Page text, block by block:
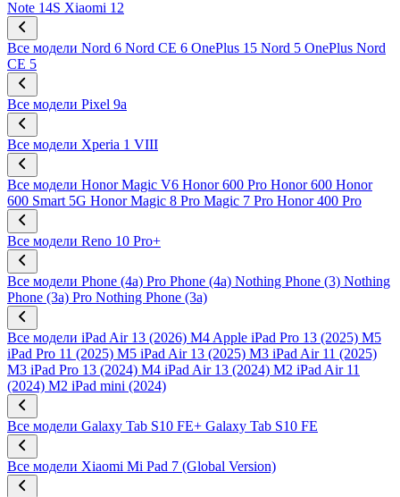
Note 14S Xiaomi 12
Все модели Nord 6 Nord CE 6 OnePlus 15 Nord 5 OnePlus Nord
CE 5
Все модели Pixel 9a
Все модели Xperia 1 VIII
Все модели Honor Magic V6 Honor 600 Pro Honor 600 Honor
600 Smart 5G Honor Magic 8 Pro Magic 7 Pro Honor 400 Pro
Все модели Reno 10 Pro+
Все модели Phone (4a) Pro Phone (4a) Nothing Phone (3) Nothing
Phone (3a) Pro Nothing Phone (3a)
Все модели iPad Air 13 (2026) M4 Apple iPad Pro 13 (2025) M5
iPad Pro 11 (2025) M5 iPad Air 13 (2025) M3 iPad Air 11 (2025)
M3 iPad Pro 13 (2024) M4 iPad Air 13 (2024) M2 iPad Air 11
(2024) M2 iPad mini (2024)
Все модели Galaxy Tab S10 FE+ Galaxy Tab S10 FE
Все модели Xiaomi Mi Pad 7 (Global Version)